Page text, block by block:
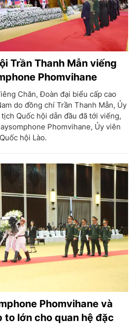
Trần Thanh Mẫn viếng
Phomvihane
Chăn, Đoàn đại biểu cấp cao
do đồng chí Trần Thanh Mẫn, Ủy
Quốc hội dẫn đầu đã tới viếng,
Phomvihane, Ủy viên
hội Lào.
Phomvihane và
to lớn cho quan hệ đặc